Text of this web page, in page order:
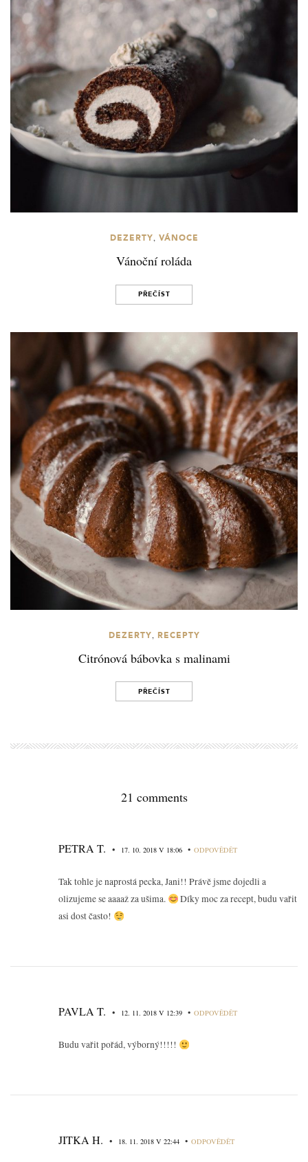
DEZERTY, VÁNOCE
Vánoční roláda
PŘEČÍST
DEZERTY, RECEPTY
Citrónová bábovka s malinami
PŘEČÍST
21 comments
PETRA T. • 17. 10. 2018 V 18:06 • ODPOVĚDĚT
Tak tohle je naprostá pecka, Jani!! Právě jsme dojedli a
olizujeme se aaaaž za ušima.
Díky moc za recept, budu vařit
asi dost často!
PAVLA T. • 12. 11. 2018 V 12:39 • ODPOVĚDĚT
Budu vařit pořád, výborný!!!!!
JITKA H. • 18. 11. 2018 V 22:44 • ODPOVĚDĚT